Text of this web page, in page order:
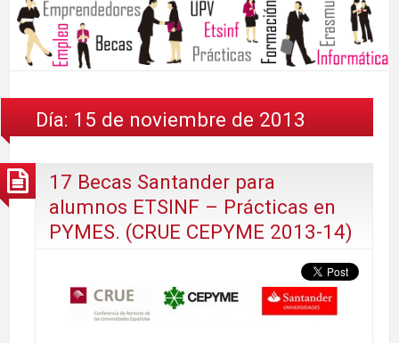
Día: 15 de noviembre de 2013
17 Becas Santander para
alumnos ETSINF – Prácticas en
PYMES. (CRUE CEPYME 2013-14)